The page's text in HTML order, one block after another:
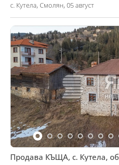
с. Кутела, Смолян, 05 август
Продава КЪЩА, с. Кутела,